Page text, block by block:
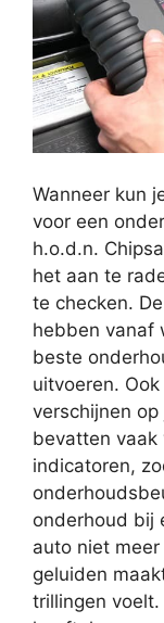
Wanneer kun
voor een
h.o.d.n.
het aan te
te checken.
hebben vanaf
beste
uitvoeren.
verschijnen op
bevatten
indicatoren,
onderhoud bij
auto niet
geluiden
trillingen